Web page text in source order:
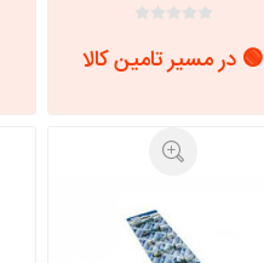
🟢 در مسیر تامین کالا